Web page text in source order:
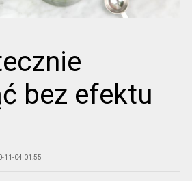
bez efektu
11-04 01:55